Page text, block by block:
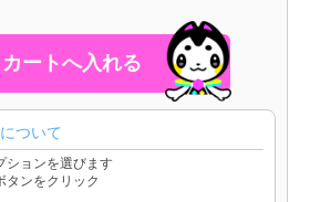
ついて
ョンを選びます
ンをクリック